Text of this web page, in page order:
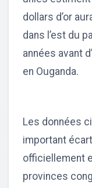
dollars d’or
dans l’est du
années avant
en Ouganda.
Les données
important
officiellement
provinces